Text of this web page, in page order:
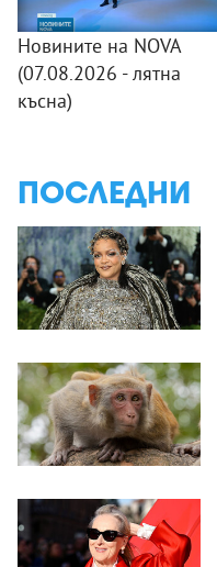
Новините на NOVA
(07.08.2026 - лятна
късна)
ПОСЛЕДНИ